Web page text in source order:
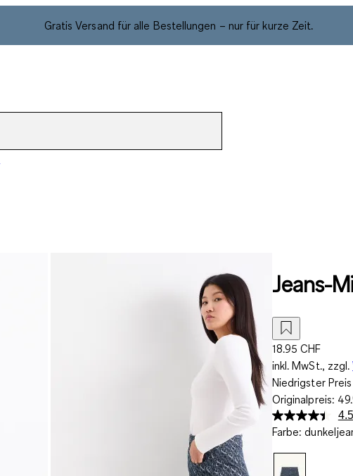
Gratis Versand für alle Bestellungen – nur für kurze Zeit.
Jeans-
18.95 CHF
inkl. MwSt., zzgl.
Niedrigster
Originalpreis:
4.5
Farbe: